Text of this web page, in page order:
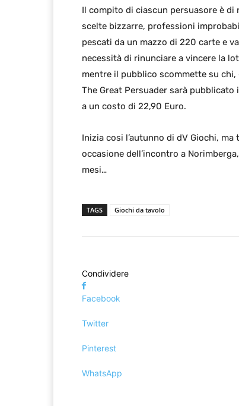
Il compito di ciascun persuasore è
scelte bizzarre, professioni
pescati da un mazzo di 220 carte e
necessità di rinunciare a vincere la
mentre il pubblico scommette su
The Great Persuader sarà
a un costo di 22,90 Euro.
Inizia cosi l’autunno di dV Giochi,
occasione dell’incontro a
mesi…
TAGS Giochi da tavolo
Condividere
Facebook
Twitter
Pinterest
WhatsApp